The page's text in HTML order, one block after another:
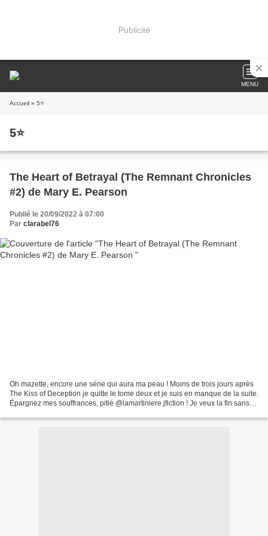
Publicité
MENU
Accueil » 5⭐
5⭐
The Heart of Betrayal (The Remnant Chronicles
#2) de Mary E. Pearson
Publié le 20/09/2022 à 07:00
Par clarabel76
Oh mazette, encore une série qui aura ma peau ! Moins de trois jours après
The Kiss of Deception je quitte le tome deux et je suis en manque de la suite.
Épargnez mes souffrances, pitié @lamartiniere.jfiction ! Je veux la fin sans